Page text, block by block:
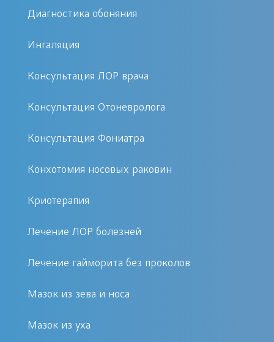
защитой. Это весьма логично, так как
возбудителям гораздо удобнее
ухе образуется из-за воспаления,
гноеродных бактерий или вирусов.
Однако причины могут быть и
процесс
Микроорганизмы, вызывающие
гнойное воспаление в ухе
таких распространенных заболеваний
Диагностика обоняния
Ингаляция
Консультация ЛОР врача
Консультация Отоневролога
Консультация Фониатра
Конхотомия носовых раковин
Криотерапия
Лечение ЛОР болезней
Лечение гайморита без проколов
Мазок из зева и носа
Мазок из уха